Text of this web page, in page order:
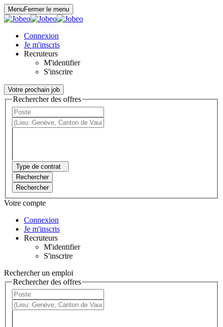
MenuFermer le menu
Connexion
Je m'inscris
Recruteurs
M'identifier
S'inscrire
Votre prochain job
Rechercher des offres
Type de contrat
Rechercher
Rechercher
Votre compte
Connexion
Je m'inscris
Recruteurs
M'identifier
S'inscrire
Rechercher un emploi
Rechercher des offres
Panneau de gestion des cookies